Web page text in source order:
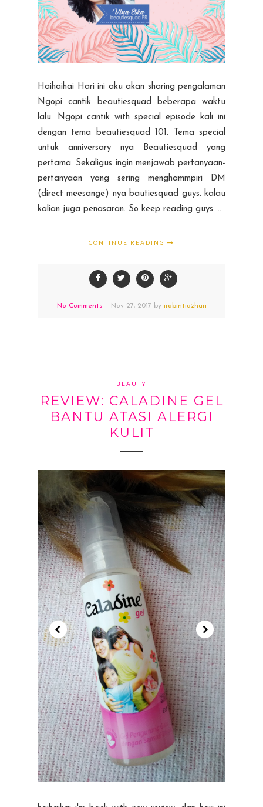
Haihaihai Hari ini aku akan sharing pengalaman
Ngopi cantik beautiesquad beberapa waktu
lalu. Ngopi cantik with special episode kali ini
dengan tema beautiesquad 101. Tema special
untuk anniversary nya Beautiesquad yang
pertama. Sekaligus ingin menjawab pertanyaan-
pertanyaan yang sering menghammpiri DM
(direct meesange) nya bautiesquad guys. kalau
kalian juga penasaran. So keep reading guys ...
CONTINUE READING
No Comments Nov 27,2017 by irabintiazhari
BEAUTY
REVIEW: CALADINE GEL
BANTU ATASI ALERGI
KULIT